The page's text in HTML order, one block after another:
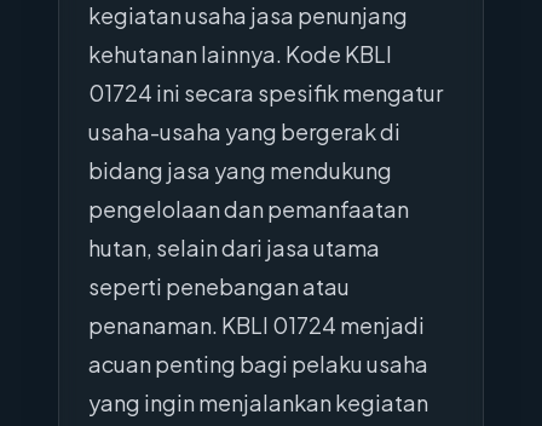
kegiatan usaha jasa penunjang
kehutanan lainnya. Kode KBLI
01724 ini secara spesifik mengatur
usaha-usaha yang bergerak di
bidang jasa yang mendukung
pengelolaan dan pemanfaatan
hutan, selain dari jasa utama
seperti penebangan atau
penanaman. KBLI 01724 menjadi
acuan penting bagi pelaku usaha
yang ingin menjalankan kegiatan